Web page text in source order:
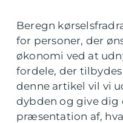
Beregn
for personer, der
økonomi ved at
fordele, der
denne artikel vil vi
dybden og give dig
præsentation af,